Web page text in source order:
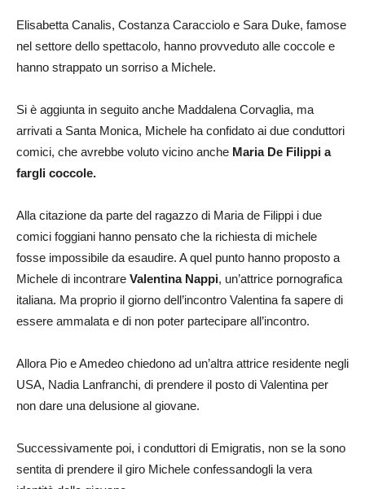
Elisabetta Canalis, Costanza Caracciolo e Sara Duke, famose
nel settore dello spettacolo, hanno provveduto alle coccole e
hanno strappato un sorriso a Michele.
Si è aggiunta in seguito anche Maddalena Corvaglia, ma
arrivati a Santa Monica, Michele ha confidato ai due conduttori
comici, che avrebbe voluto vicino anche Maria De Filippi a
fargli coccole.
Alla citazione da parte del ragazzo di Maria de Filippi i due
comici foggiani hanno pensato che la richiesta di michele
fosse impossibile da esaudire. A quel punto hanno proposto a
Michele di incontrare Valentina Nappi, un’attrice pornografica
italiana. Ma proprio il giorno dell’incontro Valentina fa sapere di
essere ammalata e di non poter partecipare all’incontro.
Allora Pio e Amedeo chiedono ad un’altra attrice residente negli
USA, Nadia Lanfranchi, di prendere il posto di Valentina per
non dare una delusione al giovane.
Successivamente poi, i conduttori di Emigratis, non se la sono
sentita di prendere il giro Michele confessandogli la vera